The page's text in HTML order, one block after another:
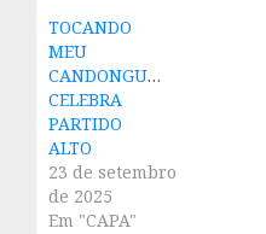
TOCANDO
MEU
CANDONGUEIRO
CELEBRA
PARTIDO
ALTO
23 de setembro
de 2025
Em "CAPA"